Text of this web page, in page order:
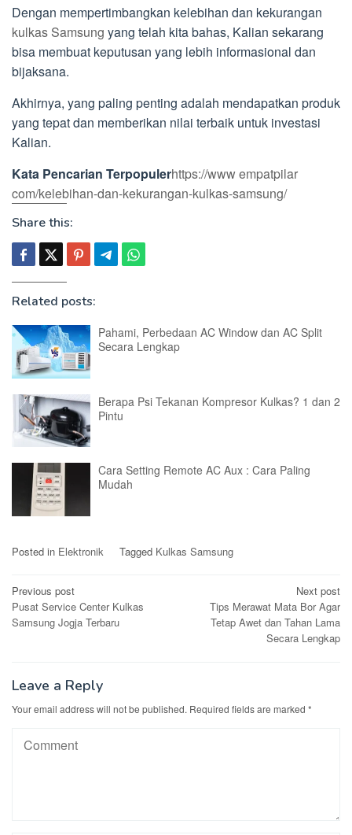
Dengan mempertimbangkan kelebihan dan kekurangan
kulkas Samsung yang telah kita bahas, Kalian sekarang
bisa membuat keputusan yang lebih informasional dan
bijaksana.
Akhirnya, yang paling penting adalah mendapatkan produk
yang tepat dan memberikan nilai terbaik untuk investasi
Kalian.
Kata Pencarian Terpopulerhttps://www empatpilar
com/kelebihan-dan-kekurangan-kulkas-samsung/
Share this:
Related posts:
Pahami, Perbedaan AC Window dan AC Split
Secara Lengkap
Berapa Psi Tekanan Kompresor Kulkas? 1 dan 2
Pintu
Cara Setting Remote AC Aux : Cara Paling
Mudah
Posted in Elektronik Tagged Kulkas Samsung
Post
navigation
Previous post
Pusat Service Center Kulkas
Samsung Jogja Terbaru
Next post
Tips Merawat Mata Bor Agar
Tetap Awet dan Tahan Lama
Secara Lengkap
Leave a Reply
Your email address will not be published. Required fields are marked *